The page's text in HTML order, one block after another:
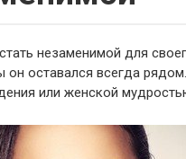
незаменимой для
оставался всегда
или женской